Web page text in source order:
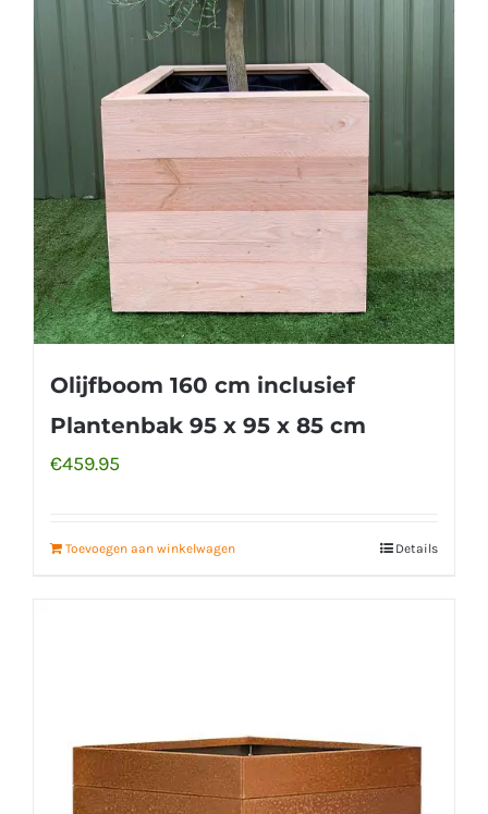
Olijfboom 160 cm inclusief
Plantenbak 95 x 95 x 85 cm
€459.95
Toevoegen aan winkelwagen Details